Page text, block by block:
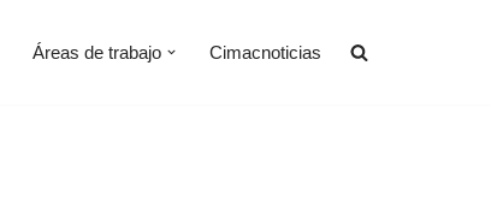
Áreas de trabajo Cimacnoticias